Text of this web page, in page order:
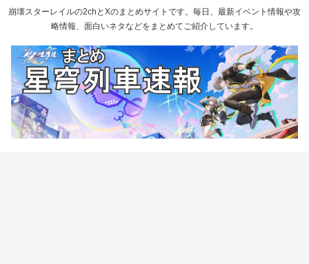
崩壊スターレイルの2chとXのまとめサイトです。毎日、最新イベント情報や攻
略情報、面白いネタなどをまとめてご紹介しています。